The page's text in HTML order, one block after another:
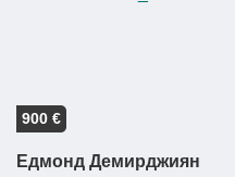
900 €
Едмонд Демирджиян